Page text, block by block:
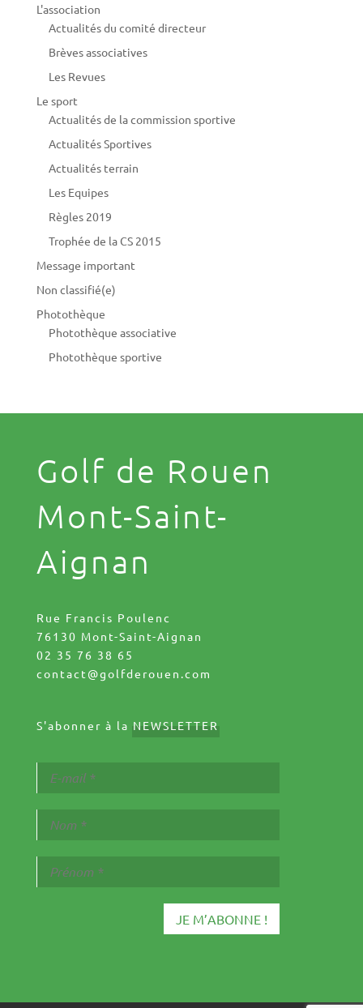
L'association
Actualités du comité directeur
Brèves associatives
Les Revues
Le sport
Actualités de la commission sportive
Actualités Sportives
Actualités terrain
Les Equipes
Règles 2019
Trophée de la CS 2015
Message important
Non classifié(e)
Photothèque
Photothèque associative
Photothèque sportive
Golf de Rouen
Mont-Saint-
Aignan
Rue Francis Poulenc
76130 Mont-Saint-Aignan
02 35 76 38 65
contact@golfderouen.com
S'abonner à la NEWSLETTER